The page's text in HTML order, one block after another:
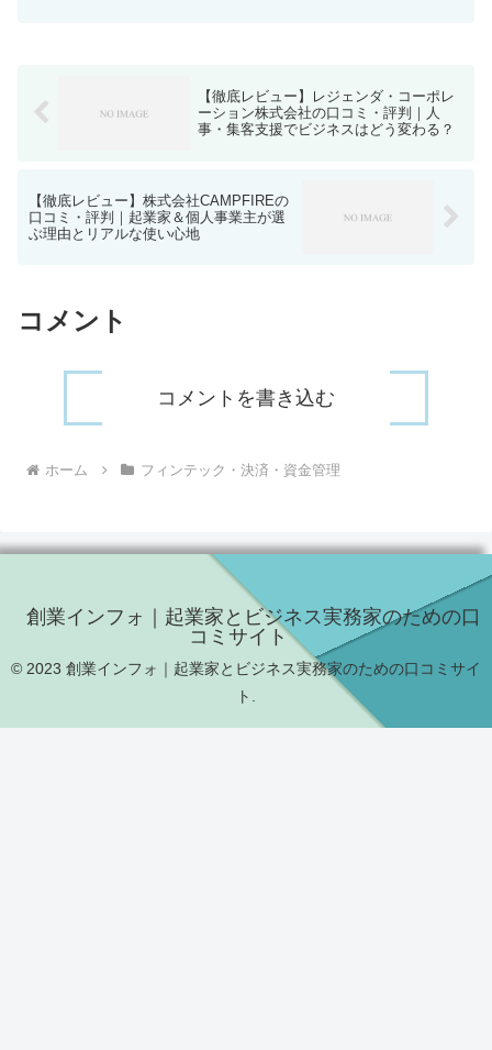
【徹底レビュー】レジェンダ・コーポレ
ーション株式会社の口コミ・評判｜人
事・集客支援でビジネスはどう変わる？
【徹底レビュー】株式会社CAMPFIREの
口コミ・評判｜起業家＆個人事業主が選
ぶ理由とリアルな使い心地
コメント
コメントを書き込む
ホーム フィンテック・決済・資金管理
創業インフォ｜起業家とビジネス実務家のための口
コミサイト
© 2023 創業インフォ｜起業家とビジネス実務家のための口コミサイ
ト.